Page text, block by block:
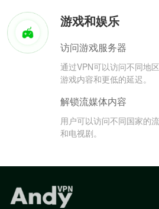
游戏和娱乐
访问游戏服务器
通过VPN可以访问不同地
游戏内容和更低的延迟。
解锁流媒体内容
用户可以访问不同国家的
和电视剧。